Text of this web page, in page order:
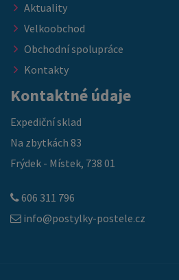
Aktuality
Velkoobchod
Obchodní spolupráce
Kontakty
Kontaktné údaje
Expediční sklad
Na zbytkách 83
Frýdek - Místek, 738 01
606 311 796
info@postylky-postele.cz